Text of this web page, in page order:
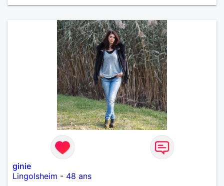
ginie
Lingolsheim - 48 ans